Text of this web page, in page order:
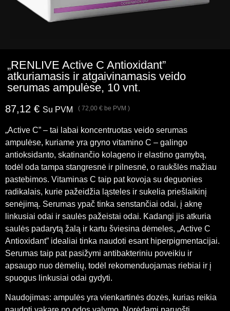
„RENLIVE Active C Antioxidant”
atkuriamasis ir atgaivinamasis veido
serumas ampulėse, 10 vnt.
87,12 € Su PVM ( 72,00 € be PVM )
„Active C” – tai labai koncentruotas veido serumas
ampulėse, kuriame yra gryno vitamino C – galingo
antioksidanto, skatinančio kolageno ir elastino gamybą,
todėl oda tampa stangresnė ir pilnesnė, o raukšlės mažiau
pastebimos. Vitaminas C taip pat kovoja su deguonies
radikalais, kurie pažeidžia ląsteles ir sukelia priešlaikinį
senėjimą. Serumas ypač tinka senstančiai odai, į aknę
linkusiai odai ir saulės pažeistai odai. Kadangi jis atkuria
saulės padarytą žalą ir kartu šviesina dėmeles, „Active C
Antioxidant” idealiai tinka naudoti esant hiperpigmentacijai.
Serumas taip pat pasižymi antibakteriniu poveikiu ir
apsaugo nuo dėmelių, todėl rekomenduojamas riebiai ir į
spuogus linkusiai odai gydyti.
Naudojimas: ampulės yra vienkartinės dozės, kurias reikia